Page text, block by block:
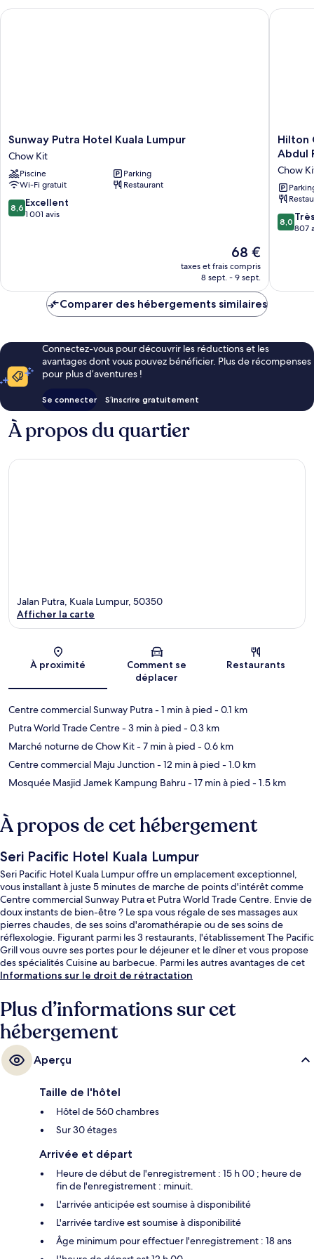
Room
Superior
Sunway
Putra
Hotel
Kuala
Lumpur
Chow
Kit
Sunway Putra Hotel Kuala Lumpur
Chow Kit
Piscine
Parking
Wi-Fi gratuit
Restaurant
8.6
sur
8,6 Excellent
1 001 avis
Le
nouveau
prix
de
68 €
taxes et frais compris
8 sept. - 9 sept.
Sunway Putra Hotel Kuala Lumpur
Hilton
Garden
Kuala
Lumpur
Jalan
Tuanku
Abdul
Hilton
Abdul
Chow
8.0
sur
8,0
807
Hilton
Comparer des hébergements similaires
Connectez-vous pour découvrir les réductions et les
avantages dont vous pouvez bénéficier. Plus de récompenses
pour plus d’aventures !
Se connecter S’inscrire gratuitement
À propos du quartier
Carte
Jalan Putra, Kuala Lumpur, 50350
Afficher la carte
À proximité
Comment se
déplacer
Restaurants
Centre commercial Sunway Putra- 1 min à pied - 0.1 km
Putra World Trade Centre- 3 min à pied - 0.3 km
Marché noturne de Chow Kit- 7 min à pied - 0.6 km
Centre commercial Maju Junction- 12 min à pied - 1.0 km
Mosquée Masjid Jamek Kampung Bahru- 17 min à pied - 1.5 km
À propos de cet hébergement
Seri Pacific Hotel Kuala Lumpur
Seri Pacific Hotel Kuala Lumpur offre un emplacement exceptionnel,
vous installant à juste 5 minutes de marche de points d'intérêt comme
Centre commercial Sunway Putra et Putra World Trade Centre. Envie de
doux instants de bien-être ? Le spa vous régale de ses massages aux
pierres chaudes, de ses soins d'aromathérapie ou de ses soins de
réflexologie. Figurant parmi les 3 restaurants, l'établissement The Pacific
Grill vous ouvre ses portes pour le déjeuner et le dîner et vous propose
des spécialités Cuisine au barbecue. Parmi les autres avantages de cet
hôtel de luxe, on trouve une piscine extérieure, un bar / salon et une
de marche seulement séparent l'hébergement des transports publics :
Arrêt PWTC est accessible en quelques foulées et Arrêt Putra KTM
Komuter se situe à 6 min à pied.
Informations sur le droit de rétractation
Plus d’informations sur cet
hébergement
Aperçu
Taille de l'hôtel
Hôtel de 560 chambres
Sur 30 étages
Arrivée et départ
Heure de début de l'enregistrement : 15 h 00 ; heure de
fin de l'enregistrement : minuit.
L'arrivée anticipée est soumise à disponibilité
L'arrivée tardive est soumise à disponibilité
Âge minimum pour effectuer l'enregistrement : 18 ans